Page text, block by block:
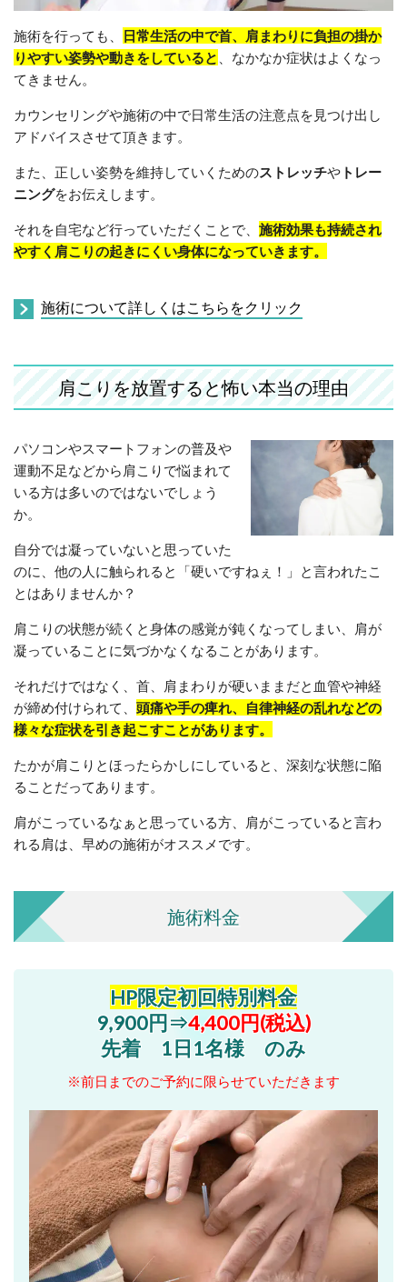
施術を行っても、
日常生活の中で首、肩まわりに負担の掛か
りやすい姿勢や動きをしていると
、なかなか症状はよくなっ
てきません。
カウンセリングや施術の中で日常生活の注意点を見つけ出し
アドバイスさせて頂きます。
また、正しい姿勢を維持していくためのストレッチや トレー
ニングをお伝えします。
それを自宅など行っていただくことで、 施術効果も持続され
やすく肩こりの起きにくい身体になっていきます。
施術について詳しくはこちらをクリック
肩こりを放置すると怖い本当の理由
パソコンやスマートフォンの普及や
運動不足などから肩こりで悩まれて
いる方は多いのではないでしょう
か。
自分では凝っていないと思っていた
のに、他の人に触られると「硬いですねぇ！」と言われたこ
とはありませんか？
肩こりの状態が続くと身体の感覚が鈍くなってしまい、肩が
凝っていることに気づかなくなることがあります。
それだけではなく、首、肩まわりが硬いままだと血管や神経
が締め付けられて、 頭痛や手の痺れ、自律神経の乱れなどの
様々な症状を引き起こすことがあります。
たかが肩こりとほったらかしにしていると、深刻な状態に陥
ることだってあります。
肩がこっているなぁと思っている方、肩がこっていると言わ
れる肩は、早めの施術がオススメです。
施術料金
HP限定初回特別料金
9,900円⇒4,400円(税込)
先着 1日1名様 のみ
※前日までのご予約に限らせていただきます